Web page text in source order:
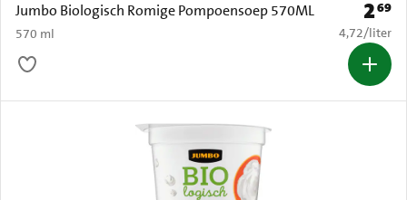
Jumbo Biologisch Romige Pompoensoep 570ML
570 ml
Prijs:
269
€ 4,72 per
4,72/liter